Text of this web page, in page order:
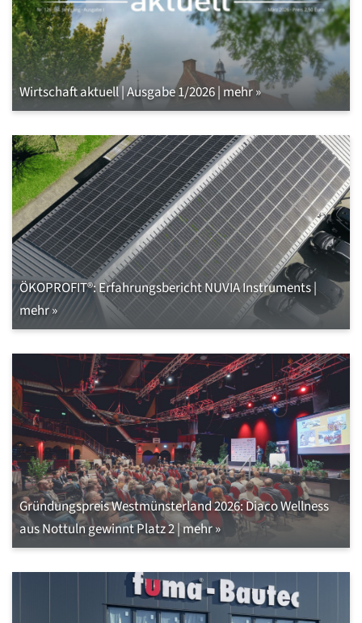
Wirtschaft aktuell | Ausgabe 1/2026 | mehr »
ÖKOPROFIT®: Erfahrungsbericht NUVIA Instruments |
mehr »
Gründungspreis Westmünsterland 2026: Diaco Wellness
aus Nottuln gewinnt Platz 2 | mehr »